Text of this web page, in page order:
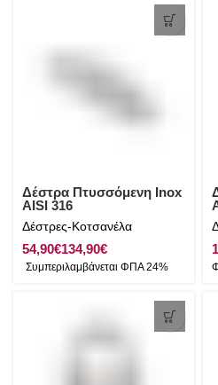
Δέστρα Πτυσσόμενη Inox
AISI 316
Δέστρες-Κοτσανέλα
€ €